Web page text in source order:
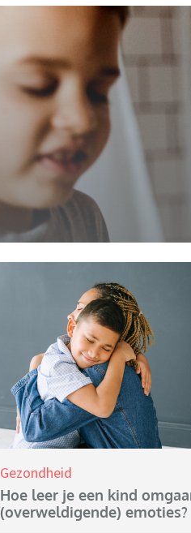
Gezondheid
Hoe leer je een kind
(overweldigende) emoties?